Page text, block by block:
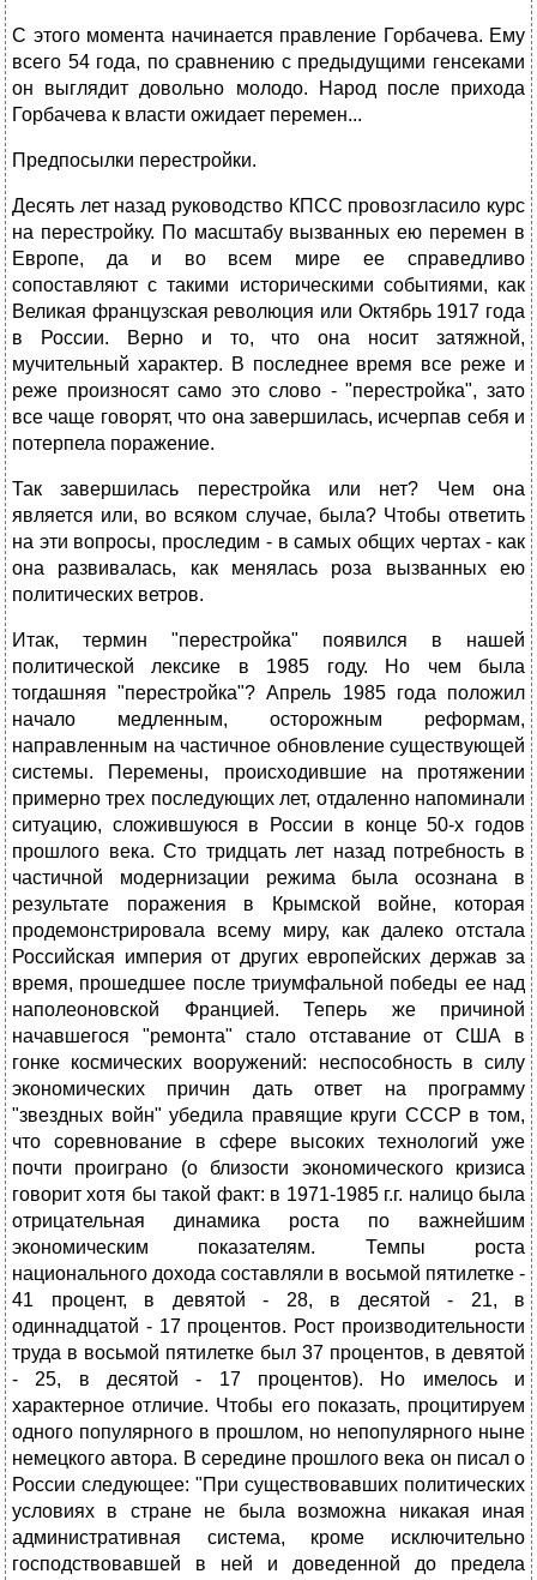
С этого момента начинается правление Горбачева. Ему
всего 54 года, по сравнению с предыдущими генсеками
он выглядит довольно молодо. Народ после прихода
Горбачева к власти ожидает перемен...
Предпосылки перестройки.
Десять лет назад руководство КПСС провозгласило курс
на перестройку. По масштабу вызванных ею перемен в
Европе, да и во всем мире ее справедливо
сопоставляют с такими историческими событиями, как
Великая французская революция или Октябрь 1917 года
в России. Верно и то, что она носит затяжной,
мучительный характер. В последнее время все реже и
реже произносят само это слово - "перестройка", зато
все чаще говорят, что она завершилась, исчерпав себя и
потерпела поражение.
Так завершилась перестройка или нет? Чем она
является или, во всяком случае, была? Чтобы ответить
на эти вопросы, проследим - в самых общих чертах - как
она развивалась, как менялась роза вызванных ею
политических ветров.
Итак, термин "перестройка" появился в нашей
политической лексике в 1985 году. Но чем была
тогдашняя "перестройка"? Апрель 1985 года положил
начало медленным, осторожным реформам,
направленным на частичное обновление существующей
системы. Перемены, происходившие на протяжении
примерно трех последующих лет, отдаленно напоминали
ситуацию, сложившуюся в России в конце 50-х годов
прошлого века. Сто тридцать лет назад потребность в
частичной модернизации режима была осознана в
результате поражения в Крымской войне, которая
продемонстрировала всему миру, как далеко отстала
Российская империя от других европейских держав за
время, прошедшее после триумфальной победы ее над
наполеоновской Францией. Теперь же причиной
начавшегося "ремонта" стало отставание от США в
гонке космических вооружений: неспособность в силу
экономических причин дать ответ на программу
"звездных войн" убедила правящие круги СССР в том,
что соревнование в сфере высоких технологий уже
почти проиграно (о близости экономического кризиса
говорит хотя бы такой факт: в 1971-1985 г.г. налицо была
отрицательная динамика роста по важнейшим
экономическим показателям. Темпы роста
национального дохода составляли в восьмой пятилетке -
41 процент, в девятой - 28, в десятой - 21, в
одиннадцатой - 17 процентов. Рост производительности
труда в восьмой пятилетке был 37 процентов, в девятой
- 25, в десятой - 17 процентов). Но имелось и
характерное отличие. Чтобы его показать, процитируем
одного популярного в прошлом, но непопулярного ныне
немецкого автора. В середине прошлого века он писал о
России следующее: "При существовавших политических
условиях в стране не была возможна никакая иная
административная система, кроме исключительно
господствовавшей в ней и доведенной до предела